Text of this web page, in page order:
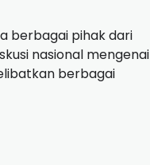
berbagai pihak dari
nasional mengenai
berbagai